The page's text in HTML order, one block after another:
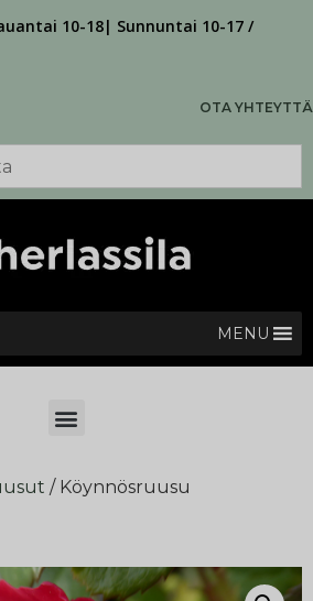
10-18| Sunnuntai 10-17 /
OTA YHTEYTTÄ
MENU
/ Köynnösruusu